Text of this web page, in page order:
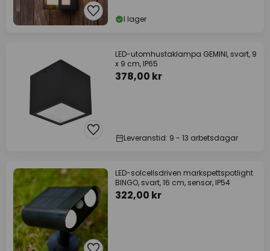
I lager
LED-utomhustaklampa GEMINI, svart, 9
x 9 cm, IP65
378,00 kr
Leveranstid: 9 - 13 arbetsdagar
LED-solcellsdriven markspettspotlight
BINGO, svart, 16 cm, sensor, IP54
322,00 kr